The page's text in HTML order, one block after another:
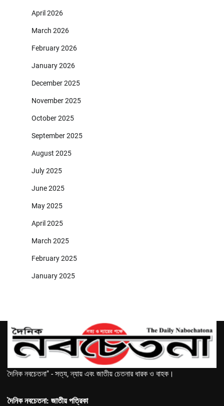
April 2026
March 2026
February 2026
January 2026
December 2025
November 2025
October 2025
September 2025
August 2025
July 2025
June 2025
May 2025
April 2025
March 2025
February 2025
January 2025
দৈনিক নবচেতনা" - সত্য, ন্যায় এবং জাতীয় চেতনার ধারক ও বাহক।
দৈনিক নবচেতনা: জাতীয় পত্রিকা